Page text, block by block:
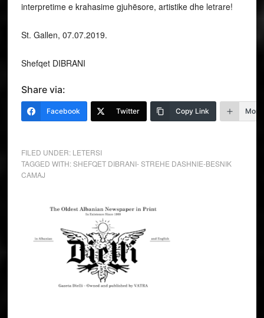
interpretime e krahasime gjuhësore, artistike dhe letrare!
St. Gallen, 07.07.2019.
Shefqet DIBRANI
Share via:
Facebook Twitter Copy Link More
FILED UNDER: LETERSI
TAGGED WITH:SHEFQET DIBRANI- STREHE DASHNIE-BESNIK
CAMAJ